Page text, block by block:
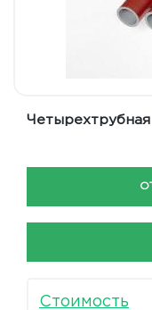
Четырехтрубная
Стоимость